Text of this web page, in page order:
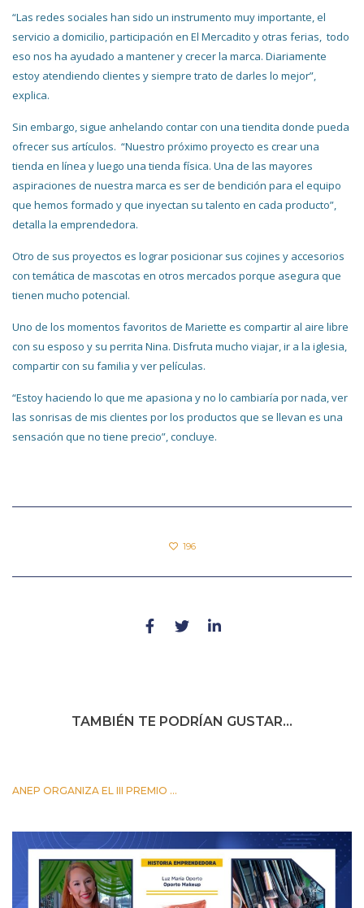
“Las redes sociales han sido un instrumento muy importante, el
servicio a domicilio, participación en El Mercadito y otras ferias, todo
eso nos ha ayudado a mantener y crecer la marca. Diariamente
estoy atendiendo clientes y siempre trato de darles lo mejor”,
explica.
Sin embargo, sigue anhelando contar con una tiendita donde pueda
ofrecer sus artículos. “Nuestro próximo proyecto es crear una
tienda en línea y luego una tienda física. Una de las mayores
aspiraciones de nuestra marca es ser de bendición para el equipo
que hemos formado y que inyectan su talento en cada producto”,
detalla la emprendedora.
Otro de sus proyectos es lograr posicionar sus cojines y accesorios
con temática de mascotas en otros mercados porque asegura que
tienen mucho potencial.
Uno de los momentos favoritos de Mariette es compartir al aire libre
con su esposo y su perrita Nina. Disfruta mucho viajar, ir a la iglesia,
compartir con su familia y ver películas.
“Estoy haciendo lo que me apasiona y no lo cambiaría por nada, ver
las sonrisas de mis clientes por los productos que se llevan es una
sensación que no tiene precio”, concluye.
196
TAMBIÉN TE PODRÍAN GUSTAR...
ANEP ORGANIZA EL III PREMIO ...